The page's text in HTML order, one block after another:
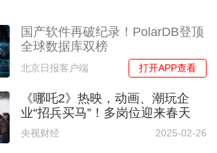
国产软件再破纪录！PolarDB登顶
全球数据库双榜
北京日报客户端 打开APP查看
《哪吒2》热映，动画、潮玩企
业“招兵买马”！多岗位迎来春天
央视财经 2025-02-26